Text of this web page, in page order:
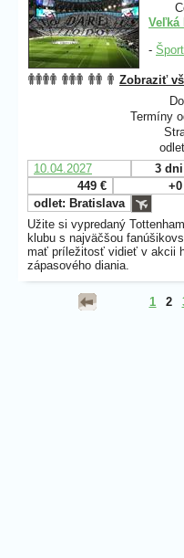
Veľká
-
Zobraziť
Termíny
10.04.2027
3 dni
449 €
odlet: Bratislava
Užite si vypredaný
klubu s najväčšou
mať príležitosť vidieť v akcii
zápasového diania.
1 2